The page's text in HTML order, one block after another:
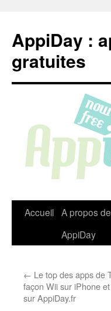
contenu
AppiDay :
gratuites
Accueil A propos de
AppiDay
← Le top des apps de
façon Wii sur iPhone
sur AppiDay.fr